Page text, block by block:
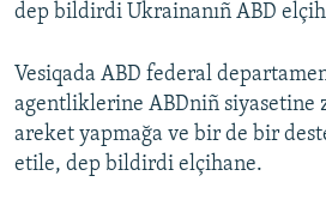
dep bildirdi Ukrainanıñ ABD
Vesiqada ABD federal
agentliklerine ABDniñ siyasetine
areket yapmağa ve bir de bir
etile, dep bildirdi elçihane.